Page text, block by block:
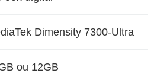
Dimensity 7300-Ultra
ou 12GB